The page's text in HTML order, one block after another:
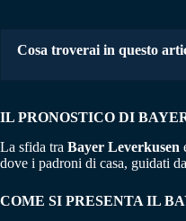
Cosa troverai in questo
IL PRONOSTICO DI
La sfida tra Bayer Leverkusen
dove i padroni di casa, guidati da
COME SI PRESENTA IL